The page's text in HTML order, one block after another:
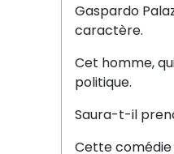
Gaspardo
caractère.
Cet homme,
politique.
Saura-t-il
Cette comédie